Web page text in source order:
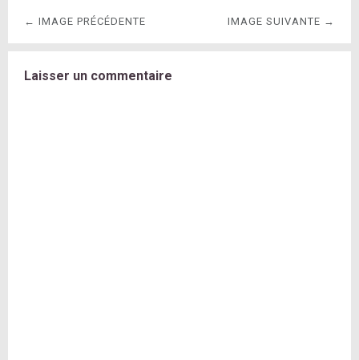
← IMAGE PRÉCÉDENTE IMAGE SUIVANTE →
Laisser un commentaire